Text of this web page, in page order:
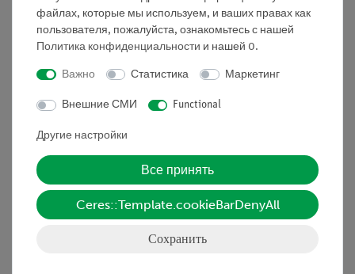
короткий,
00
образных
сердечников, 1 паpа
00
Магнит, стержневой,
l=72 мм
00
Ламповый патрон
E10 на опорной плите
06002-
00
1
Лампы накаливания
06154-
файлах, которые мы используем, и ваших правах как
пользователя, пожалуйста, ознакомьтесь с нашей
Политика конфиденциальности и нашей 0.
Важно Статистика Маркетинг
Внешние СМИ Functional
Другие настройки
Все принять
Ceres::Template.cookieBarDenyAll
Сохранить